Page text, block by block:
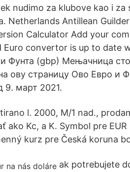
nudimo za klubove kao i
Netherlands Antillean
Calculator Add your
Euro convertor is up to date
Фунта (gbp) Мењачница
ову страницу Ово Евро и
9. март 2021.
l. 2000, M/1 nad.,
ako Kc, a K. Symbol pre
kurz pre Česká koruna
ak potrebujete